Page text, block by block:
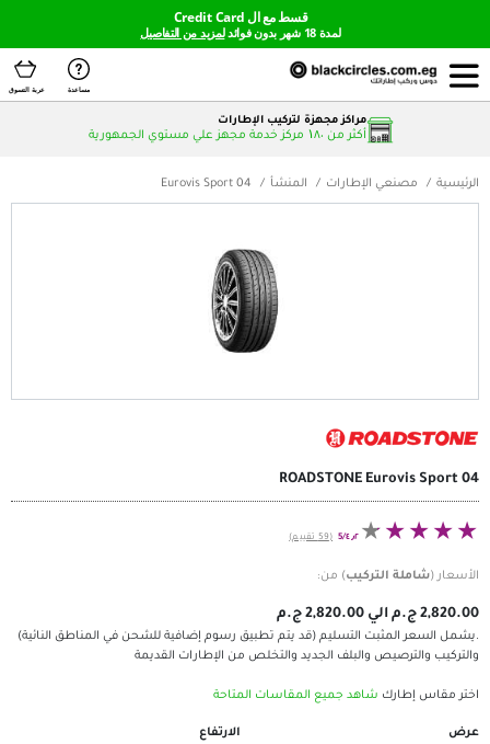
لمزيد من التفاصيل
مراكز مجهزة لتركيب الإطارات
المنشأ Eurovis Sport 04
ROADSTONE
٤٫٢/5 (59 تقييم)
) من:
التسليم (قد يتم تطبيق رسوم إضافية للشحن في المناطق النائية)
الجديد والتخلص من الإطارات القديمة
جميع المقاسات المتاحة